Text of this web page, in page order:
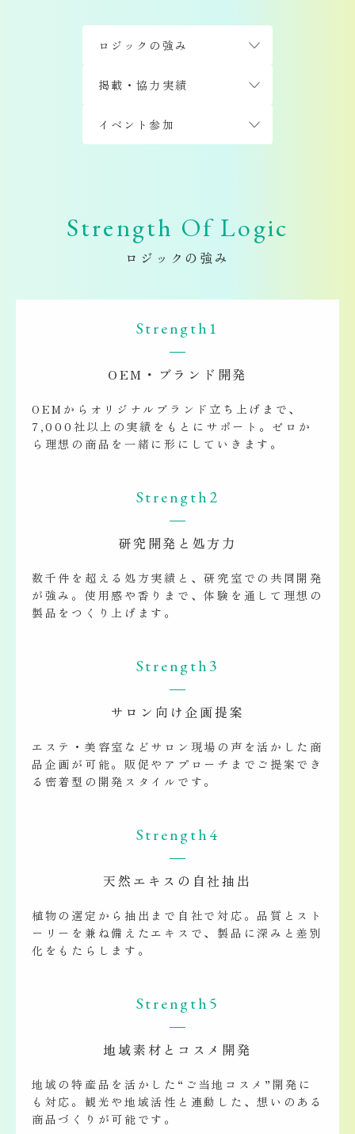
ロジックの強み
掲載・協力実績
イベント参加
Strength Of Logic
ロジックの強み
Strength1
OEM・ブランド開発
OEMからオリジナルブランド立ち上げまで、
7,000社以上の実績をもとにサポート。ゼロか
ら理想の商品を一緒に形にしていきます。
Strength2
研究開発と処方力
数千件を超える処方実績と、研究室での共同開発
が強み。使用感や香りまで、体験を通して理想の
製品をつくり上げます。
Strength3
サロン向け企画提案
エステ・美容室などサロン現場の声を活かした商
品企画が可能。販促やアプローチまでご提案でき
る密着型の開発スタイルです。
Strength4
天然エキスの自社抽出
植物の選定から抽出まで自社で対応。品質とスト
ーリーを兼ね備えたエキスで、製品に深みと差別
化をもたらします。
Strength5
地域素材とコスメ開発
地域の特産品を活かした“ご当地コスメ”開発に
も対応。観光や地域活性と連動した、想いのある
商品づくりが可能です。